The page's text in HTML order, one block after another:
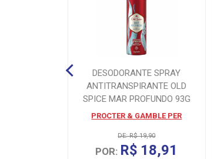
DESODORANTE SPRAY
ANTITRANSPIRANTE OLD
SPICE MAR PROFUNDO 93G
PROCTER & GAMBLE PER
DE: R$ 19,90
POR: R$ 18,91